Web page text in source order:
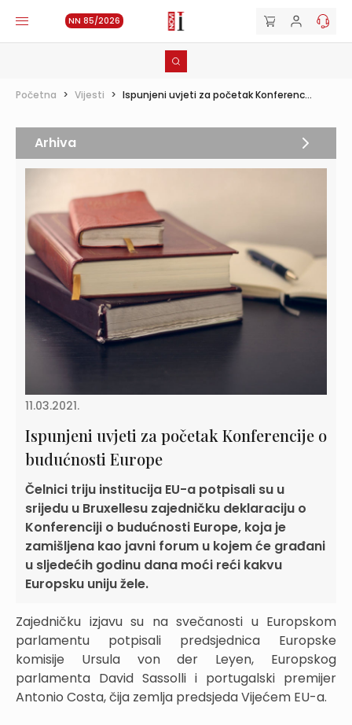
NN 85/2026
Početna > Vijesti > Ispunjeni uvjeti za početak Konferenc...
11.03.2021.
Ispunjeni uvjeti za početak Konferencije o
budućnosti Europe
Čelnici triju institucija EU-a potpisali su u
srijedu u Bruxellesu zajedničku deklaraciju o
Konferenciji o budućnosti Europe, koja je
zamišljena kao javni forum u kojem će građani
u sljedećih godinu dana moći reći kakvu
Europsku uniju žele.
Zajedničku izjavu su na svečanosti u Europskom
parlamentu potpisali predsjednica Europske
komisije Ursula von der Leyen, Europskog
parlamenta David Sassolli i portugalski premijer
Antonio Costa, čija zemlja predsjeda Vijećem EU-a.
Arhiva